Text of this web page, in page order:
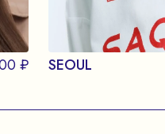
₽ SEOUL